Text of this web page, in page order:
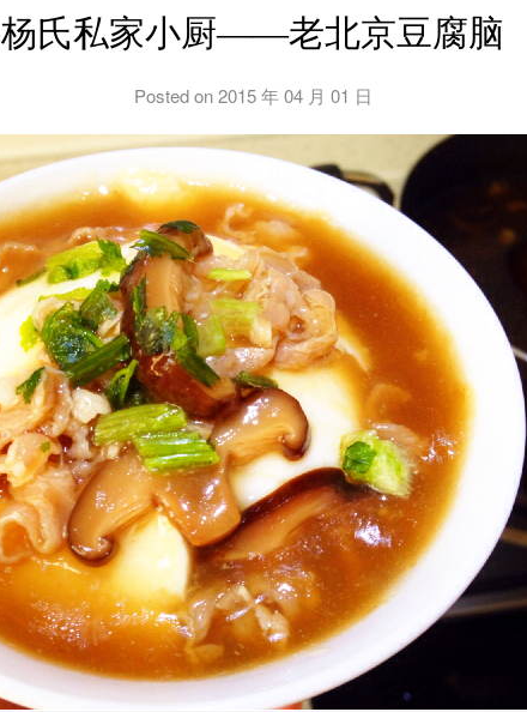
杨氏私家小厨——老北京豆腐脑
Posted on2015 年 04 月 01 日
BH1AIR